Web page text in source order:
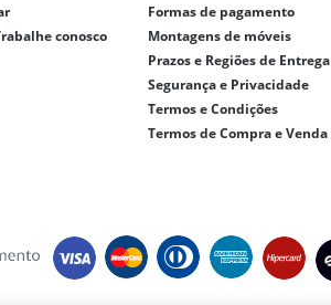
conosco
Formas de pagamento
Montagens de móveis
Prazos e Regiões de Entrega
Segurança e Privacidade
Termos e Condições
Termos de Compra e Venda